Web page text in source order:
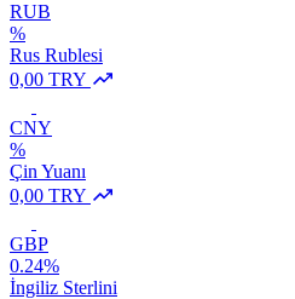
RUB
%
Rus Rublesi
0,00 TRY
CNY
%
Çin Yuanı
0,00 TRY
GBP
0.24%
İngiliz Sterlini